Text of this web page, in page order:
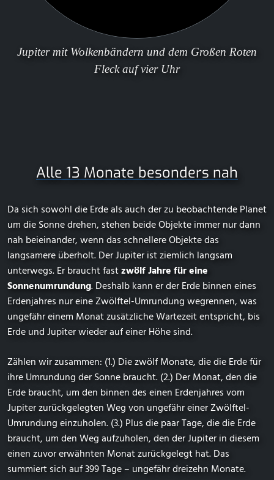
Jupiter mit Wolkenbändern und dem Großen Roten
Fleckauf vier Uhr
Alle 13 Monate besonders nah
Da sich sowohl die Erde als auch der zu beobachtende Planet
um die Sonne drehen, stehen beide Objekte immer nur dann
nah beieinander, wenn das schnellere Objekte das
langsamere überholt. Der Jupiter ist ziemlich langsam
unterwegs. Er braucht fastzwölf Jahre für eine
Sonnenumrundung. Deshalb kann er der Erde binnen eines
Erdenjahres nur eine Zwölftel-Umrundung wegrennen, was
ungefähr einem Monat zusätzliche Wartezeit entspricht, bis
Erde und Jupiter wieder auf einer Höhe sind.
Zählen wir zusammen: (1.) Die zwölf Monate, die die Erde für
ihre Umrundung der Sonne braucht. (2.) Der Monat, den die
Erde braucht, um den binnen des einen Erdenjahres vom
Jupiter zurückgelegten Weg von ungefähr einer Zwölftel-
Umrundung einzuholen. (3.) Plus die paar Tage, die die Erde
braucht, um den Weg aufzuholen, den der Jupiter in diesem
einen zuvor erwähnten Monat zurückgelegt hat. Das
summiert sich auf 399 Tage – ungefähr dreizehn Monate.